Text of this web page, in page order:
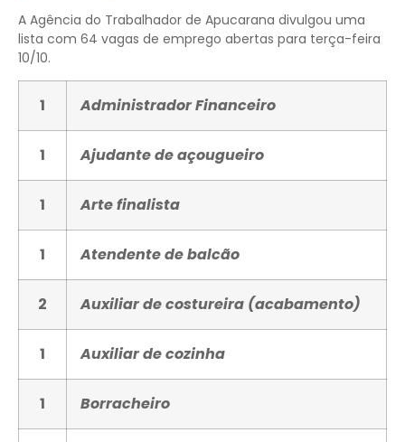
A Agência do Trabalhador de Apucarana divulgou uma
lista com 64 vagas de emprego abertas para terça-feira
10/10.
1 Administrador Financeiro
1 Ajudante de açougueiro
1 Arte finalista
1 Atendente de balcão
2 Auxiliar de costureira (acabamento)
1 Auxiliar de cozinha
1 Borracheiro